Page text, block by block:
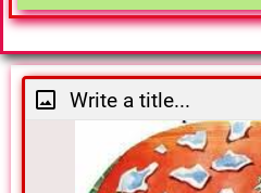
Write a title...